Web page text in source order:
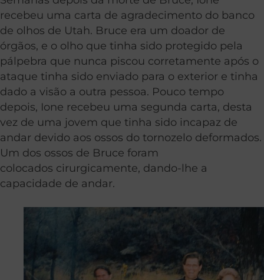
recebeu uma carta de agradecimento do banco
de olhos de Utah. Bruce era um doador de
órgãos, e o olho que tinha sido protegido pela
pálpebra que nunca piscou corretamente após o
ataque tinha sido enviado para o exterior e tinha
dado a visão a outra pessoa. Pouco tempo
depois, Ione recebeu uma segunda carta, desta
vez de uma jovem que tinha sido incapaz de
andar devido aos ossos do tornozelo deformados.
Um dos ossos de Bruce foram
colocados cirurgicamente, dando-lhe a
capacidade de andar.